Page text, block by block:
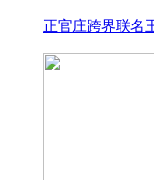
正官庄跨界联名